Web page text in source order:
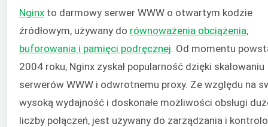
Nginx to darmowy serwer WWW o otwartym kodzie
źródłowym, używany do równoważenia obciążenia,
buforowania i pamięci podręcznej . Od momentu
2004 roku, Nginx zyskał popularność dzięki skalowaniu
serwerów WWW i odwrotnemu proxy. Ze względu na
wysoką wydajność i doskonałe możliwości obsługi
liczby połączeń, jest używany do zarządzania i